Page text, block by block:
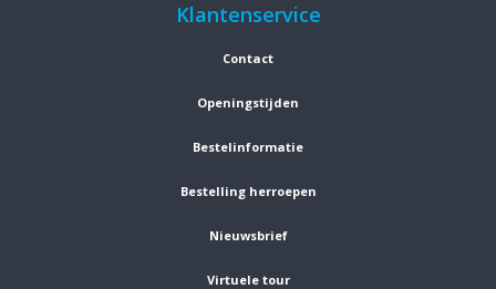
Klantenservice
Contact
Openingstijden
Bestelinformatie
Bestelling herroepen
Nieuwsbrief
Virtuele tour